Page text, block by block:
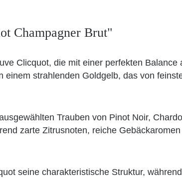
Champagner Brut"
Clicquot, die mit einer perfekten
einem strahlenden Goldgelb, das von
Trauben von Pinot Noir,
zarte Zitrusnoten, reiche
seine charakteristische Struktur,